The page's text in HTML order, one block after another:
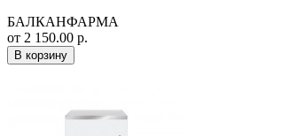
БАЛКАНФАРМА
от 2 150.00 р.
В корзину